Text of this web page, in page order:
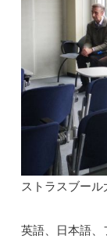
ストラスブー
英語、日本語、